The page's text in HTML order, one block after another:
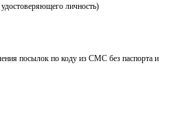
личность)
посылок по коду из СМС без паспорта и